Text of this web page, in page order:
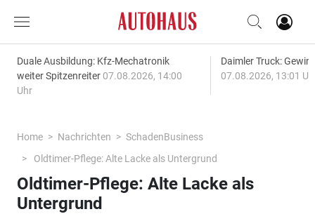
Duale Ausbildung: Kfz-Mechatronik
weiter Spitzenreiter 07.08.2026, 14:00
Uhr
Daimler Truck:
07.08.2026, 13:01
Home Nachrichten
SchadenBusiness
Oldtimer-Pflege: Alte Lacke als Untergrund
Oldtimer-Pflege: Alte Lacke als
Untergrund